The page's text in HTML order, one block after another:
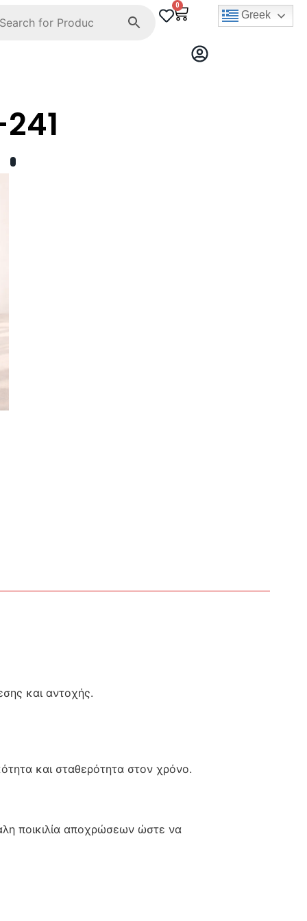
0
Greek
και αντοχής.
και σταθερότητα στον χρόνο.
ποικιλία αποχρώσεων ώστε να